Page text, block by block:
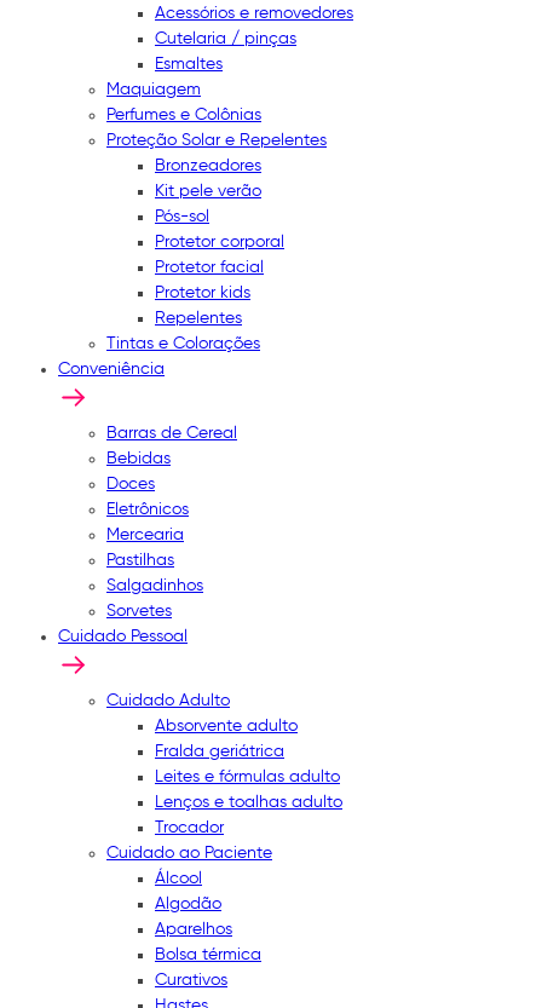
Acessórios e removedores
Cutelaria / pinças
Esmaltes
Maquiagem
Perfumes e Colônias
Proteção Solar e Repelentes
Bronzeadores
Kit pele verão
Pós-sol
Protetor corporal
Protetor facial
Protetor kids
Repelentes
Tintas e Colorações
Conveniência
Barras de Cereal
Bebidas
Doces
Eletrônicos
Mercearia
Pastilhas
Salgadinhos
Sorvetes
Cuidado Pessoal
Cuidado Adulto
Absorvente adulto
Fralda geriátrica
Leites e fórmulas adulto
Lenços e toalhas adulto
Trocador
Cuidado ao Paciente
Álcool
Algodão
Aparelhos
Bolsa térmica
Curativos